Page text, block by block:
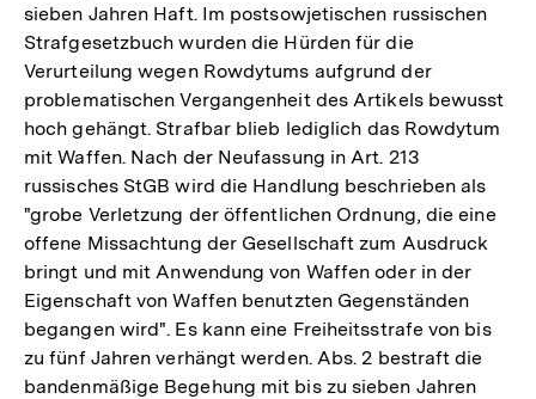
sieben Jahren Haft. Im postsowjetischen russischen
Strafgesetzbuch wurden die Hürden für die
Verurteilung wegen Rowdytums aufgrund der
problematischen Vergangenheit des Artikels bewusst
hoch gehängt. Strafbar blieb lediglich das Rowdytum
mit Waffen. Nach der Neufassung in Art. 213
russisches StGB wird die Handlung beschrieben als
"grobe Verletzung der öffentlichen Ordnung, die eine
offene Missachtung der Gesellschaft zum Ausdruck
bringt und mit Anwendung von Waffen oder in der
Eigenschaft von Waffen benutzten Gegenständen
begangen wird". Es kann eine Freiheitsstrafe von bis
zu fünf Jahren verhängt werden. Abs. 2 bestraft die
bandenmäßige Begehung mit bis zu sieben Jahren